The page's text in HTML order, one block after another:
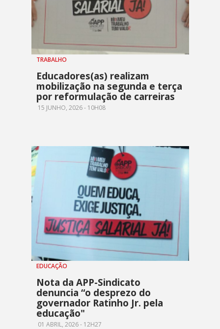
TRABALHO
Educadores(as) realizam
mobilização na segunda e terça
por reformulação de carreiras
15 JUNHO, 2026 - 10H08
EDUCAÇÃO
Nota da APP-Sindicato
denuncia “o desprezo do
governador Ratinho Jr. pela
educação"
01 ABRIL, 2026 - 12H27